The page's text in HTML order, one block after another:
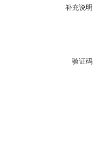
补充说明
验证码